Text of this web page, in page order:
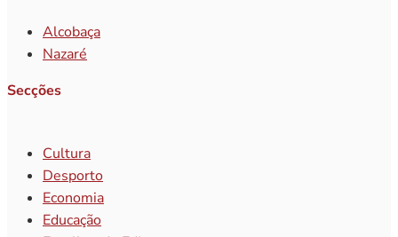
Alcobaça
Nazaré
Secções
Cultura
Desporto
Economia
Educação